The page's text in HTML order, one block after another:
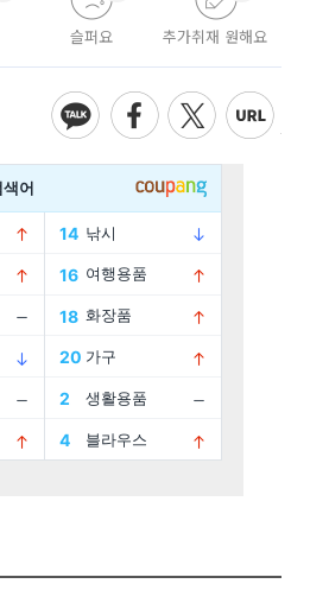
슬퍼요 추가취재 원해요